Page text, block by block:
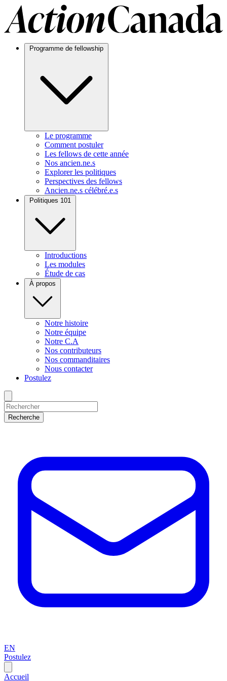
Le programme
Comment postuler
Les fellows de cette année
Nos ancien.ne.s
Explorer les politiques
Perspectives des fellows
Ancien.ne.s célébré.e.s
Introductions
Les modules
Étude de cas
Notre histoire
Notre équipe
Notre C.A
Nos contributeurs
Nos commanditaires
Nous contacter
Postulez
Recherche
EN
Postulez
Accueil